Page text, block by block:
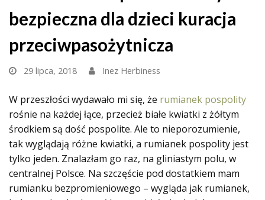
bezpieczna dla dzieci kuracja
przeciwpasożytnicza
29 lipca, 2018 Inez Herbiness
W przeszłości wydawało mi się, że rumianek pospolity
rośnie na każdej łące, przecież białe kwiatki z żółtym
środkiem są dość pospolite. Ale to nieporozumienie,
tak wyglądają różne kwiatki, a rumianek pospolity jest
tylko jeden. Znalazłam go raz, na gliniastym polu, w
centralnej Polsce. Na szczęście pod dostatkiem mam
rumianku bezpromieniowego – wygląda jak rumianek,